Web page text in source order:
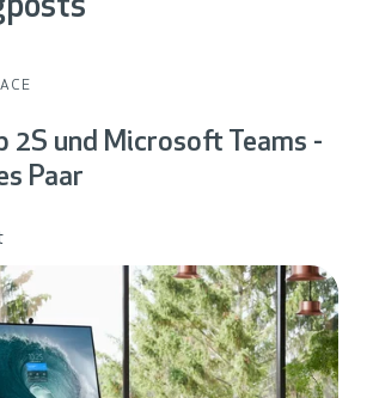
2S und Microsoft Teams -
Paar